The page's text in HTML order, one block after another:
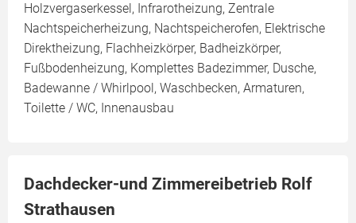
Holzvergaserkessel, Infrarotheizung, Zentrale
Nachtspeicherheizung, Nachtspeicherofen, Elektrische
Direktheizung, Flachheizkörper, Badheizkörper,
Fußbodenheizung, Komplettes Badezimmer, Dusche,
Badewanne / Whirlpool, Waschbecken, Armaturen,
Toilette / WC, Innenausbau
Dachdecker-und Zimmereibetrieb Rolf
Strathausen